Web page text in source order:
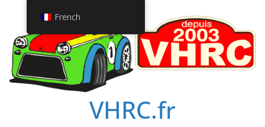
contenu
VHRC.fr
French